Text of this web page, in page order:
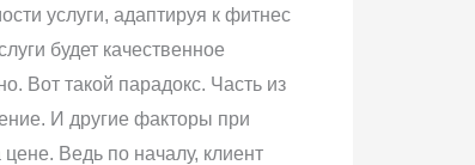
услуги, адаптируя к фитнес
будет качественное
Вот такой парадокс. Часть из
И другие факторы при
Ведь по началу, клиент